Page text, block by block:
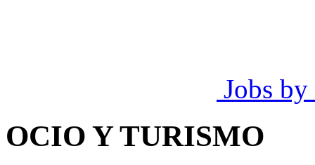
Jobs by
OCIO Y TURISMO